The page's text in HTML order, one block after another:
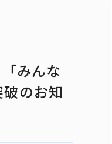
みんな
のお知